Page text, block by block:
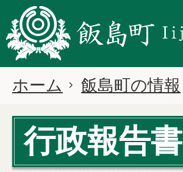
ホーム 飯島町の情報
行政報告書